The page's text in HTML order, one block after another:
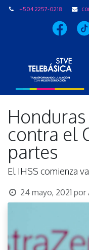
+504 2257-0218
contra el
partes
El IHSS comienza
24 mayo, 2021 por